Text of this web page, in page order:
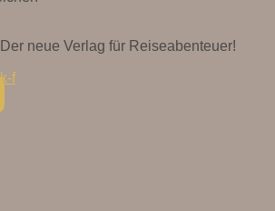
neue Verlag für Reiseabenteuer!
f